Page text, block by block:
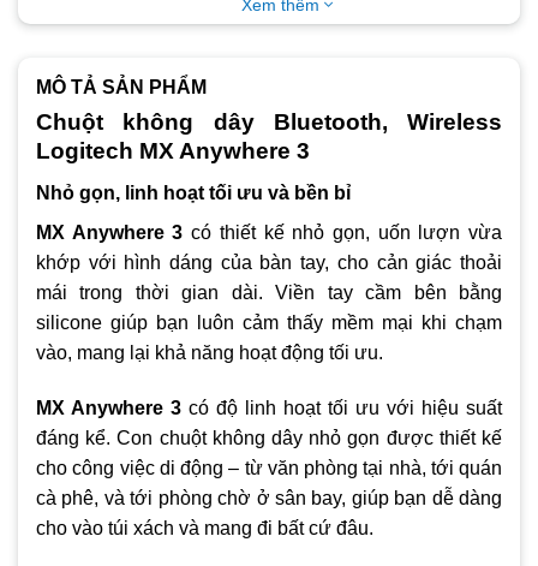
– Hai cơ chế kết nối bằng Bluetooth và Wireless USB
– Hỗ trợ Windows, MacOS, iPadOS, Chrome OS và Linux
– Con cuộn Magspeed có khả năng lăn lên đến 1000 dòng
– Trang bị cổng sạc USB-C cho thời gian sử dụng lên đến 70
ngày
Xem thêm
MÔ TẢ SẢN PHẨM
Chuột không dây Bluetooth, Wireless
Logitech MX Anywhere 3
Nhỏ gọn, linh hoạt tối ưu và bền bỉ
MX Anywhere 3có thiết kế nhỏ gọn, uốn lượn vừa
khớp với hình dáng của bàn tay, cho cản giác thoải
mái trong thời gian dài. Viền tay cầm bên bằng
silicone giúp bạn luôn cảm thấy mềm mại khi chạm
vào, mang lại khả năng hoạt động tối ưu.
MX Anywhere 3 có độ linh hoạt tối ưu với hiệu suất
đáng kể. Con chuột không dây nhỏ gọn được thiết kế
cho công việc di động – từ văn phòng tại nhà, tới quán
cà phê, và tới phòng chờ ở sân bay, giúp bạn dễ dàng
cho vào túi xách và mang đi bất cứ đâu.